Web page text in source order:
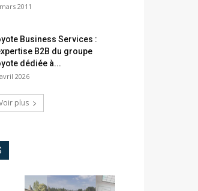
2011
Business Services :
B2B du groupe
dédiée à...
2026
plus